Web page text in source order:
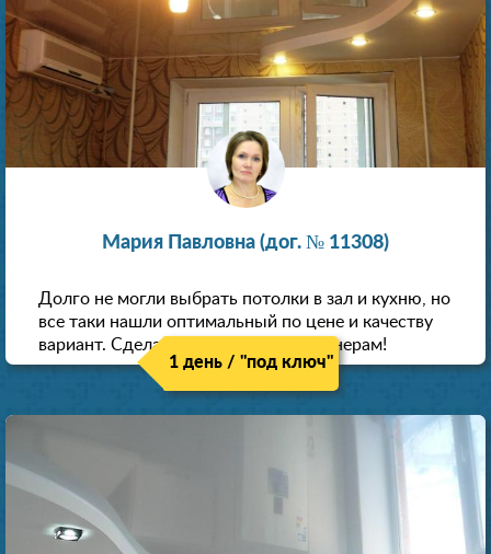
Мария Павловна (дог. № 11308)
Долго не могли выбрать потолки в зал и кухню, но
все таки нашли оптимальный по цене и качеству
вариант. Сделали скидку как пенсионерам!
1 день / "под ключ"